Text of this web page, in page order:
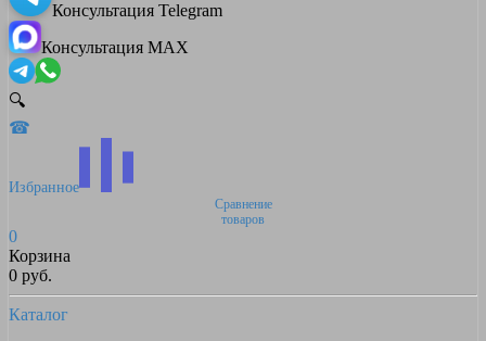
Консультация Telegram
Консультация MAX
🔍
☎
Избранное
Сравнение
товаров
0
Корзина
0 руб.
Каталог